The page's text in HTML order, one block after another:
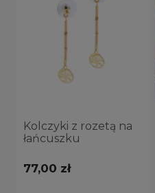
Kolczyki z rozetą na
łańcuszku
77,00 zł